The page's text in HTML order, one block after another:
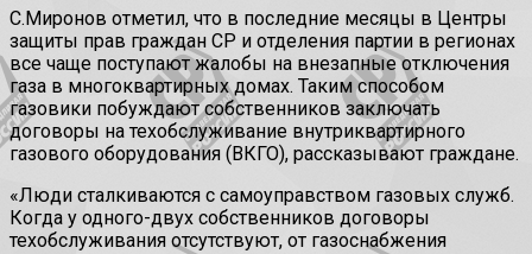
С.Миронов отметил, что в последние месяцы в Центры
защиты прав граждан СР и отделения партии в регионах
все чаще поступают жалобы на внезапные отключения
газа в многоквартирных домах. Таким способом
газовики побуждают собственников заключать
договоры на техобслуживание внутриквартирного
газового оборудования (ВКГО), рассказывают граждане.
«Люди сталкиваются с самоуправством газовых служб.
Когда у одного-двух собственников договоры
техобслуживания отсутствуют, от газоснабжения